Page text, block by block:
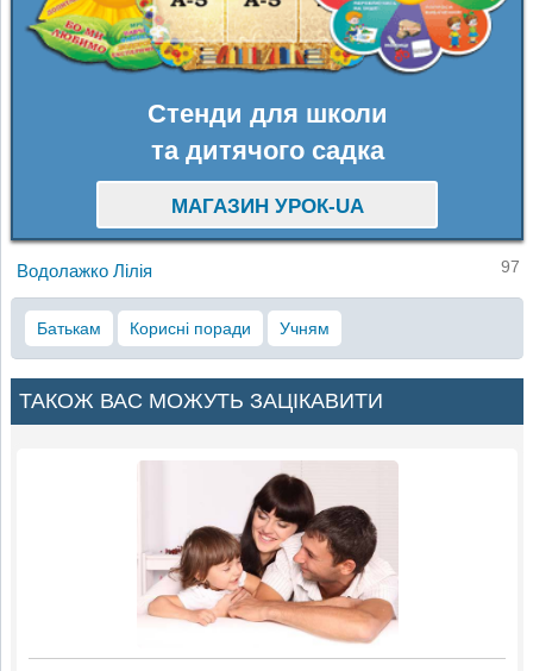
Стенди для школи
та дитячого садка
МАГАЗИН УРОК-UA
Водолажко Лілія 97
Батькам Корисні поради Учням
ТАКОЖ ВАС МОЖУТЬ ЗАЦІКАВИТИ